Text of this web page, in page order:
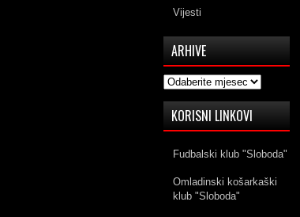
Vijesti
ARHIVE
Arhive
KORISNI LINKOVI
Fudbalski klub "Sloboda"
Omladinski košarkaški
klub "Sloboda"